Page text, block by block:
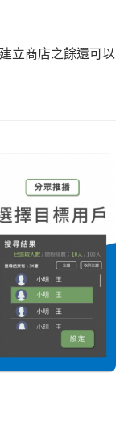
立商店之餘還可以